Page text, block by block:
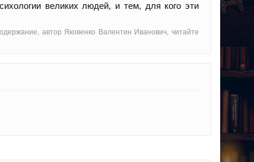
великих людей, и тем, для кого эти
автор Яковенко Валентин Иванович, читайте